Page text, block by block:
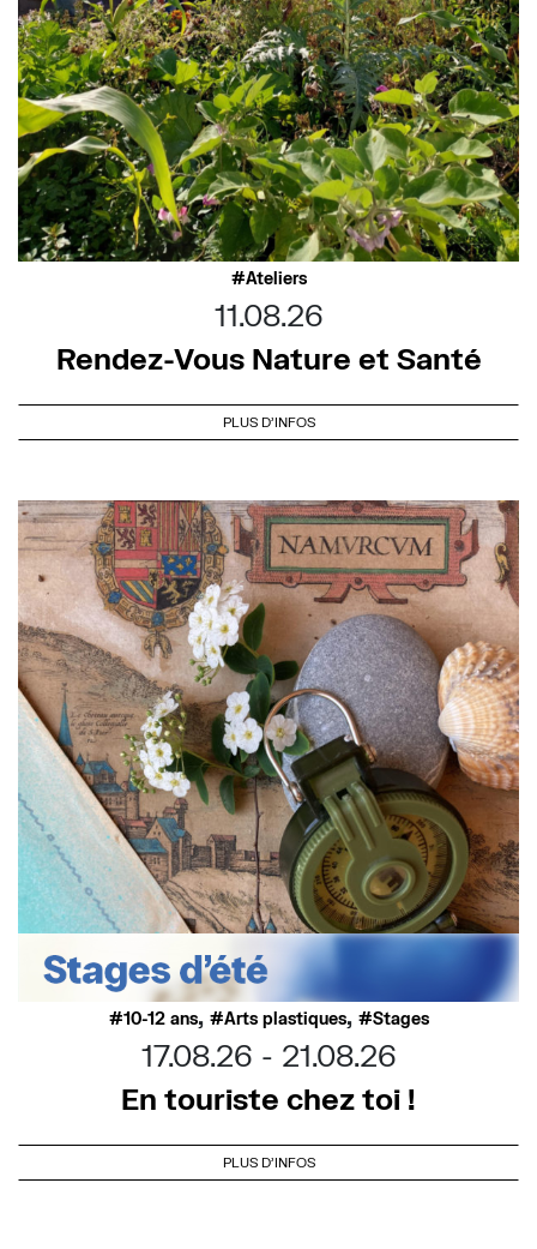
Ateliers
11.08.26
Rendez-Vous Nature et Santé
PLUS D'INFOS
10-12 ans, Arts plastiques, Stages
17.08.26
21.08.26
En touriste chez toi !
PLUS D'INFOS